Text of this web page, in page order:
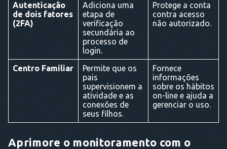
Autenticação
de dois fatores
(2FA)
Adiciona uma
etapa de
verificação
secundária ao
processo de
login.
Protege a conta
contra acesso
não autorizado.
Centro Familiar
Permite que os
pais
supervisionem a
atividade e as
conexões de
seus filhos.
Fornece
informações
sobre os hábitos
on-line e ajuda a
gerenciar o uso.
Aprimore o monitoramento com o